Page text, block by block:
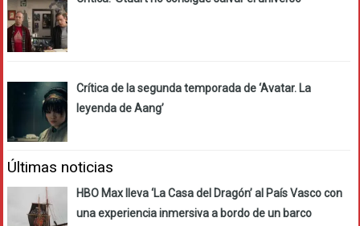
Crítica de la segunda temporada de ‘Avatar. La
leyenda de Aang’
Últimas noticias
HBO Max lleva ‘La Casa del Dragón’ al País Vasco con
una experiencia inmersiva a bordo de un barco